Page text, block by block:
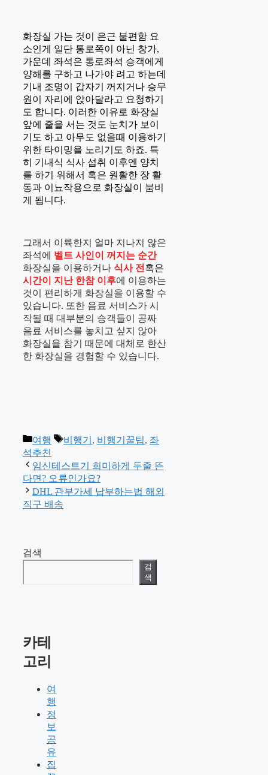
화장실 가는 것이 은근 불편함 요
소인게 일단 통로쪽이 아닌 창가,
가운데 좌석은 통로좌석 승객에게
양해를 구하고 나가야 려고 하는데
기내 조명이 갑자기 꺼지거나 승무
원이 자리에 앉아달라고 요청하기
도 합니다. 이러한 이유로 화장실
앞에 줄을 서는 것도 눈치가 보이
기도 하고 아무도 없을때 이용하기
위한 타이밍을 노리기도 하죠. 특
히 기내식 식사 섭취 이후엔 양치
를 하기 위해서 혹은 원활한 장 활
동과 이뇨작용으로 화장실이 붐비
게 됩니다.
그래서 이륙한지 얼마 지나지 않은
좌석에 벨트 사인이 꺼지는 순간
화장실을 이용하거나 식사 전 혹은
시간이 지난 한참 이후에 이용하는
것이 편리하게 화장실을 이용할 수
있습니다. 또한 음료 서비스가 시
작될 때 대부분의 승객들이 공짜
음료 서비스를 놓치고 싶지 않아
화장실을 참기 때문에 대체로 한산
한 화장실을 경험할 수 있습니다.
카
테
고
리
여행
태
비행기 , 비행기꿀팁, 좌
석추천
임신테스트기 희미하게 두줄 뜬
다면? 오류인가요?
DHL 관부가세 납부하는법 해외
직구 배송
검색
검
색
카테
고리
여
행
정
보
공
유
집